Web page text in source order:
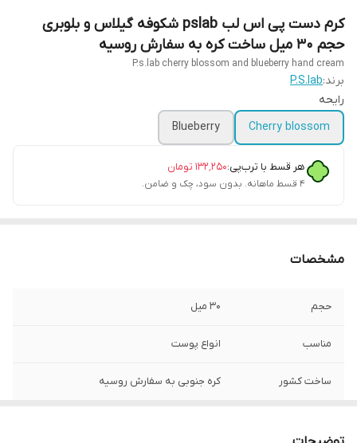
کرم دست پی اس لب pslab شکوفه گیلاس و بلوبری
حجم ۳۰ میل ساخت کره به سفارش روسیه
P.s.lab cherry blossom and blueberry hand cream
برند:P.S.lab
رایحه
Cherry blossom
Blueberry
هر قسط با ترب‌پی:۱۳۲٬۲۵۰ تومان
۴ قسط ماهانه. بدون سود، چک و ضامن.
مشخصات
حجم ۳۰ میل
مناسب انواع پوست
ساخت کشور کره جنوبی به سفارش روسیه